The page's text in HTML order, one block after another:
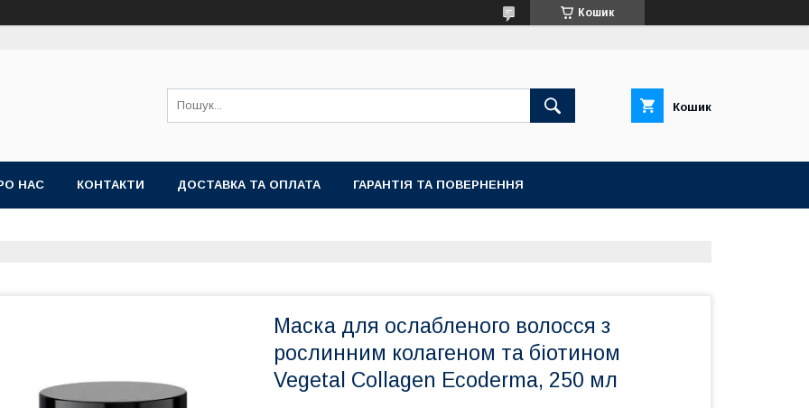
Кошик
Кошик
НАС КОНТАКТИ ДОСТАВКА ТА ОПЛАТА ГАРАНТІЯ ТА ПОВЕРНЕННЯ
Маска для ослабленого волосся з
рослинним колагеном та біотином
Vegetal Collagen Ecoderma, 250 мл